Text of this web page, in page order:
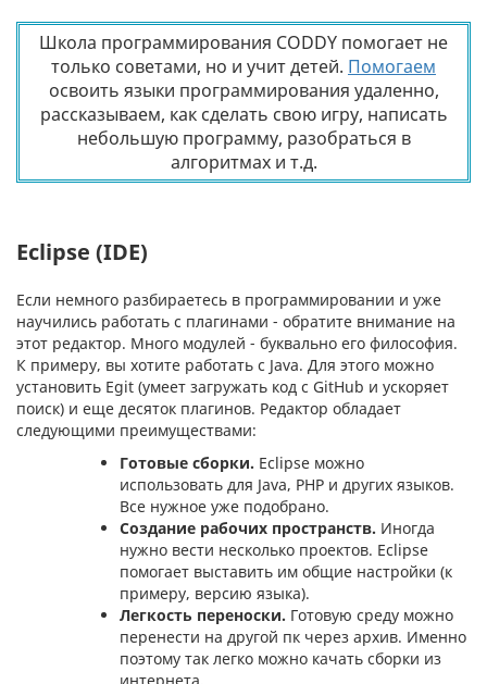
Школа программирования CODDY помогает не
только советами, но и учит детей. Помогаем
освоить языки программирования удаленно,
рассказываем, как сделать свою игру, написать
небольшую программу, разобраться в
алгоритмах и т.д.
Eclipse (IDE)
Если немного разбираетесь в программировании и уже
научились работать с плагинами - обратите внимание на
этот редактор. Много модулей - буквально его философия.
К примеру, вы хотите работать с Java. Для этого можно
установить Egit (умеет загружать код с GitHub и ускоряет
поиск) и еще десяток плагинов. Редактор обладает
следующими преимуществами:
Готовые сборки. Eclipse можно
использовать для Java, PHP и других языков.
Все нужное уже подобрано.
Создание рабочих пространств. Иногда
нужно вести несколько проектов. Eclipse
помогает выставить им общие настройки (к
примеру, версию языка).
Легкость переноски. Готовую среду можно
перенести на другой пк через архив. Именно
поэтому так легко можно качать сборки из